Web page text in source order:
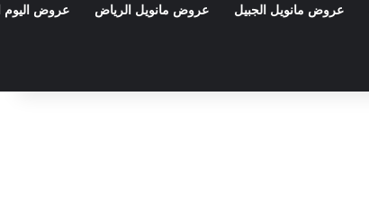
عروض مانويل الجبيل عروض مانويل الرياض عروض اليوم